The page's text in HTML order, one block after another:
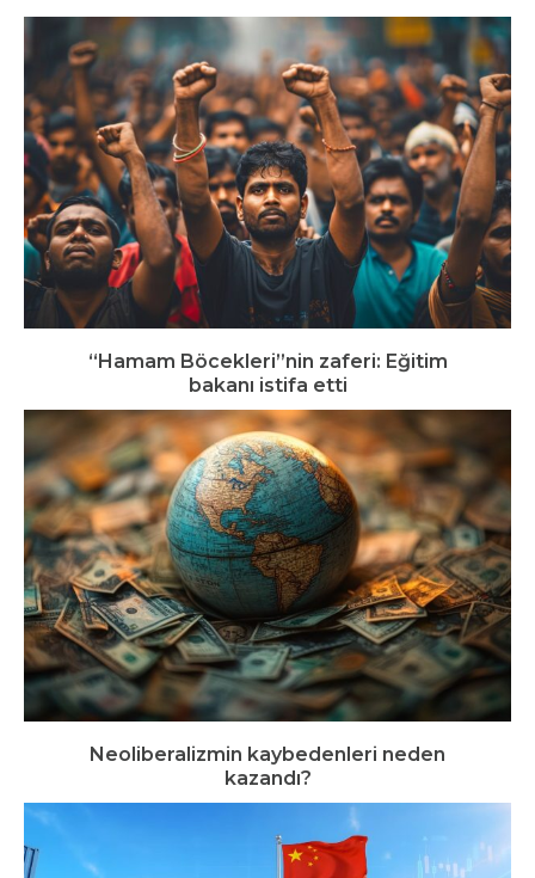
“Hamam Böcekleri”nin zaferi: Eğitim
bakanı istifa etti
Neoliberalizmin kaybedenleri neden
kazandı?